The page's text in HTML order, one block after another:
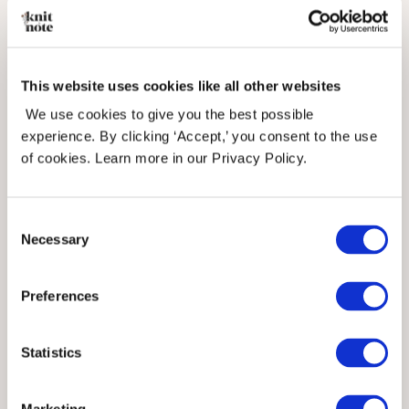
This website uses cookies like all other websites
We use cookies to give you the best possible
experience. By clicking ‘Accept,’ you consent to the use
of cookies. Learn more in our Privacy Policy.
Selection
Necessary
Preferences
Statistics
inspirerende utstillerne.
På lørdagen var markedsplassen åpen
hele dagen, og vi hadde flere spennende
totebager, og garn lå i premiepotten.
VKL rundet av på søndagen som var den
roligste dagen. Det ga oss muligheten til